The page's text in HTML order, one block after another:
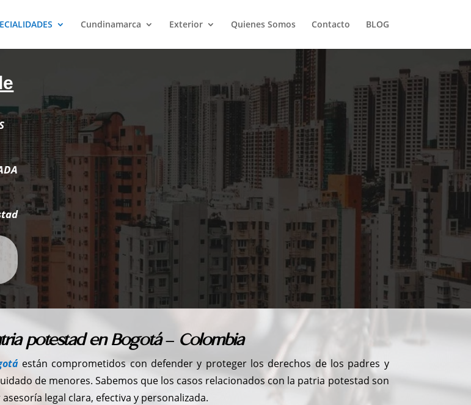
Cundinamarca Exterior Quienes Somos Contacto BLOG
potestad en Bogotá – Colombia
están comprometidos con defender y proteger los derechos de los padres y
de menores. Sabemos que los casos relacionados con la patria potestad son
legal clara, efectiva y personalizada.